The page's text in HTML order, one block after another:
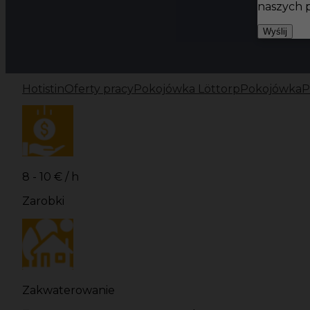
HotistinOferty pracy Pokojówka Löttorp Pokojówka
8 - 10 € / h
Zarobki
Zakwaterowanie
naszych
Wyślij